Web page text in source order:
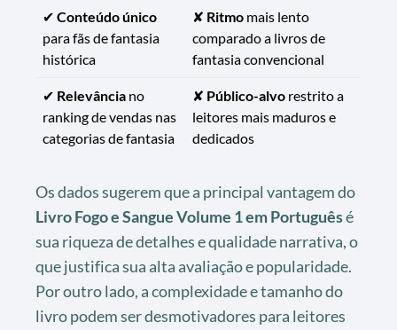
✔ Conteúdo único
para fãs de fantasia
histórica
✘ Ritmo mais lento
comparado a livros de
fantasia convencional
✔ Relevância no
ranking de vendas nas
categorias de fantasia
✘ Público-alvo restrito a
leitores mais maduros e
dedicados
Os dados sugerem que a principal vantagem do
Livro Fogo e Sangue Volume 1 em Portuguêsé
sua riqueza de detalhes e qualidade narrativa, o
que justifica sua alta avaliação e popularidade.
Por outro lado, a complexidade e tamanho do
livro podem ser desmotivadores para leitores